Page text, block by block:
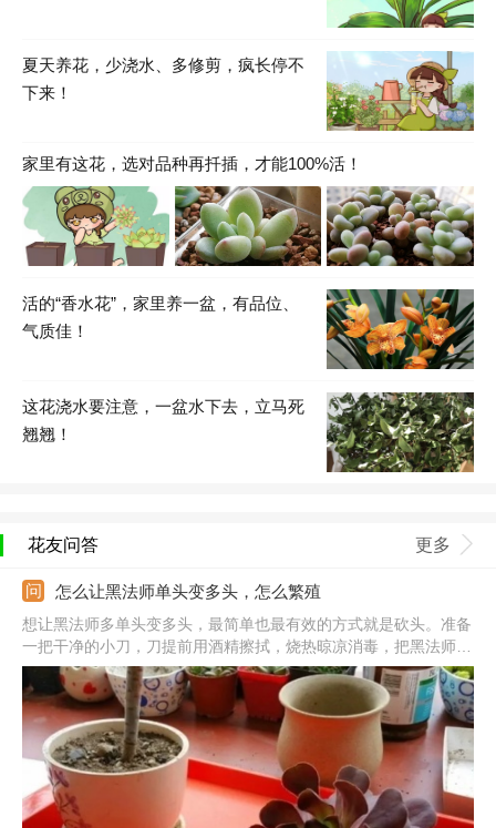
夏天养花，少浇水、多修剪，疯长停不
下来！
家里有这花，选对品种再扦插，才能100%活！
活的“香水花”，家里养一盆，有品位、
气质佳！
这花浇水要注意，一盆水下去，立马死
翘翘！
花友问答 更多
怎么让黑法师单头变多头，怎么繁殖
想让黑法师多单头变多头，最简单也最有效的方式就是砍头。准备
一把干净的小刀，刀提前用酒精擦拭，烧热晾凉消毒，把黑法师的
头砍下来。剩下的茎秆放在散光通风处继续养护，大概一周茎秆的
顶端就能发芽，等小芽长大后就是一朵朵小法师，单头变多头轻松
容易没难度。